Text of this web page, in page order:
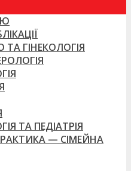
ГІНЕКОЛОГІЯ
ТА ПЕДІАТРІЯ
— СІМЕЙНА